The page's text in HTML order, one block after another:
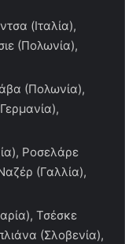
(Ιταλία),
(Πολωνία),
(Πολωνία),
Ροσελάρε
(Γαλλία),
Τσέσκε
(Σλοβενία),